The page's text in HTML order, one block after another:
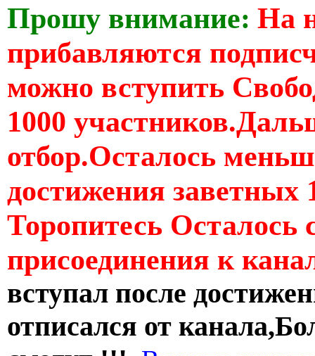
Прошу внимание: На
прибавляются
можно вступить
1000
отбор.Осталось
достижения заветных
Торопитесь Осталось
присоединения к
вступал после
отписался от